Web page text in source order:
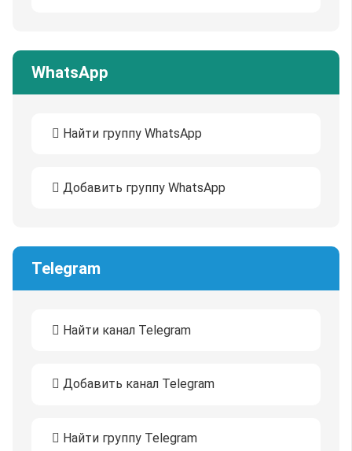
WhatsApp
Найти группу WhatsApp
Добавить группу WhatsApp
Telegram
Найти канал Telegram
Добавить канал Telegram
Найти группу Telegram